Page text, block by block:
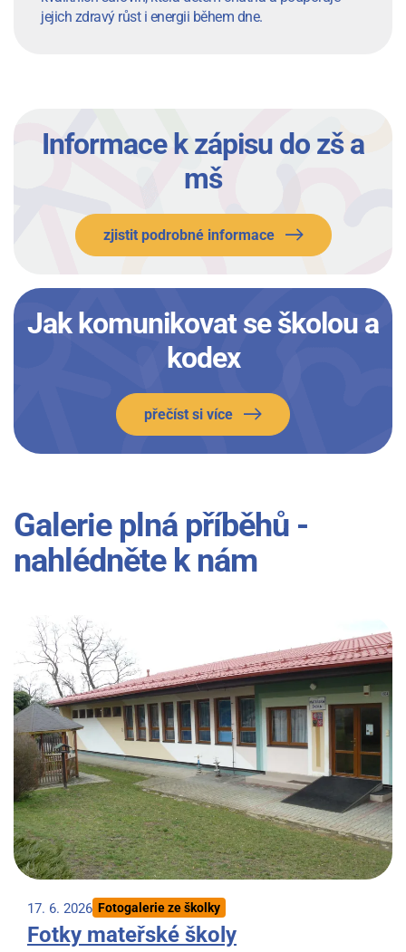
jejich zdravý růst i energii během dne.
Informace k zápisu do zš a
mš
zjistit podrobné informace
Jak komunikovat se školou a
kodex
přečíst si více
Galerie plná příběhů -
nahlédněte k nám
17. 6. 2026 Fotogalerie ze školky
Fotky mateřské školy